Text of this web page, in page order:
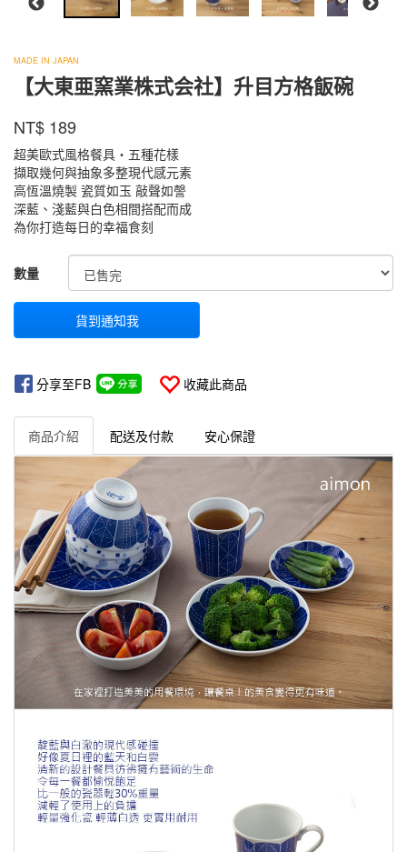
MADE IN JAPAN
【大東亜窯業株式会社】升目方格飯碗
商品代號 MASGKO
MASGKO
品牌
東
亜
窯
業
株
式
会
社
NT$ 189
超美歐式風格餐具・五種花樣
擷取幾何與抽象多整現代感元素
高恆溫燒製 瓷質如玉 敲聲如謦
深藍、淺藍與白色相間搭配而成
為你打造每日的幸福食刻
GOODS000000000000000000811
數量
貨到通知我
分享至FB 收藏此商品
商品介紹 配送及付款 安心保證